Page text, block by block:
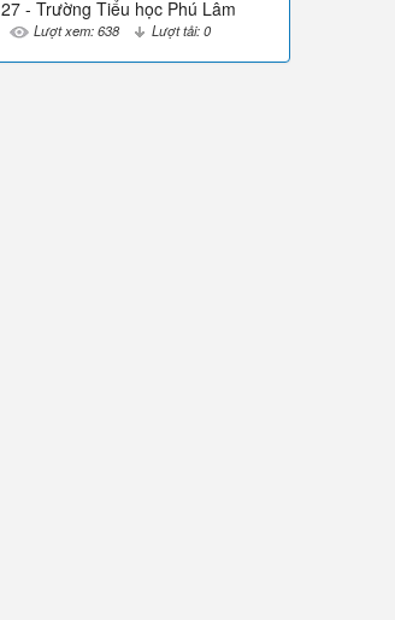
27 - Trường Tiểu học Phú Lâm
Lượt xem: 638 Lượt tải: 0